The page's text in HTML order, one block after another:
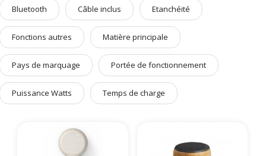
Art de Vivre à la Française
Plantes et Graines
Bien être & Sécurité
Sports, loisirs & jouets
Accessoires Auto & Vélo
PLV & Mobiliers Pub
Packaging sur-mesure
Temps Forts de l'Année
Bluetooth Câble inclus Etanchéité
Fonctions autres Matière principale
Pays de marquage Portée de fonctionnement
Puissance Watts Temps de charge